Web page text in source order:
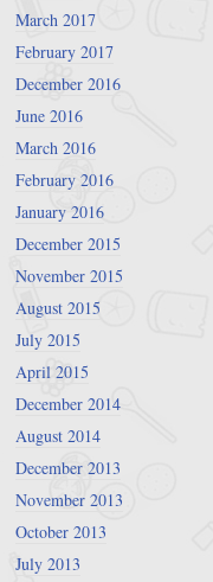
March 2017
February 2017
December 2016
June 2016
March 2016
February 2016
January 2016
December 2015
November 2015
August 2015
July 2015
April 2015
December 2014
August 2014
December 2013
November 2013
October 2013
July 2013